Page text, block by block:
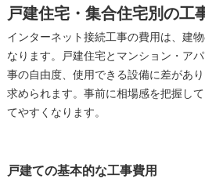
戸建住宅・集合住宅別の工
インターネット接続工事の費用は、建
なります。戸建住宅とマンション・ア
事の自由度、使用できる設備に差があ
求められます。事前に相場感を把握し
てやすくなります。
戸建ての基本的な工事費用